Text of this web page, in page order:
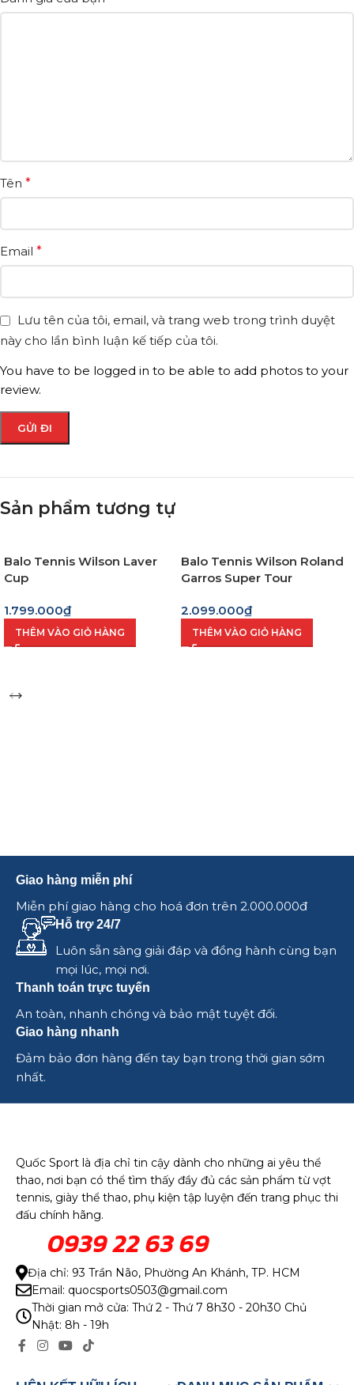
Tên *
Email *
Lưu tên của tôi, email, và trang web trong trình duyệt
này cho lần bình luận kế tiếp của tôi.
You have to be logged in to be able to add photos to your
review.
Sản phẩm tương tự
Balo Tennis Wilson Laver
Cup
1.799.000₫
THÊM VÀO GIỎ HÀNG
Balo Tennis Wilson Roland
Garros Super Tour
2.099.000₫
THÊM VÀO GIỎ HÀNG
Giao hàng miễn phí
Miễn phí giao hàng cho hoá đơn trên 2.000.000đ
Hỗ trợ 24/7
Luôn sẵn sàng giải đáp và đồng hành cùng bạn
mọi lúc, mọi nơi.
Thanh toán trực tuyến
An toàn, nhanh chóng và bảo mật tuyệt đối.
Giao hàng nhanh
Đảm bảo đơn hàng đến tay bạn trong thời gian sớm
nhất.
Quốc Sport là địa chỉ tin cậy dành cho những ai yêu thể
thao, nơi bạn có thể tìm thấy đầy đủ các sản phẩm từ vợt
tennis, giày thể thao, phụ kiện tập luyện đến trang phục thi
đấu chính hãng.
0939 22 63 69
Địa chỉ: 93 Trần Não, Phường An Khánh, TP. HCM
Email: quocsports0503@gmail.com
Thời gian mở cửa: Thứ 2 - Thứ 7 8h30 - 20h30 Chủ
Nhật: 8h - 19h